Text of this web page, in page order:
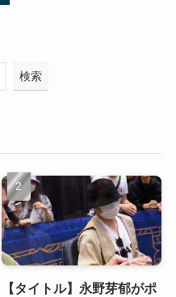
検索
【タイトル】永野芽郁がポ